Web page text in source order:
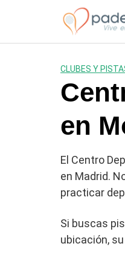
CLUBES Y
en
El Centro
en Madrid.
practicar
Si buscas
ubicación,